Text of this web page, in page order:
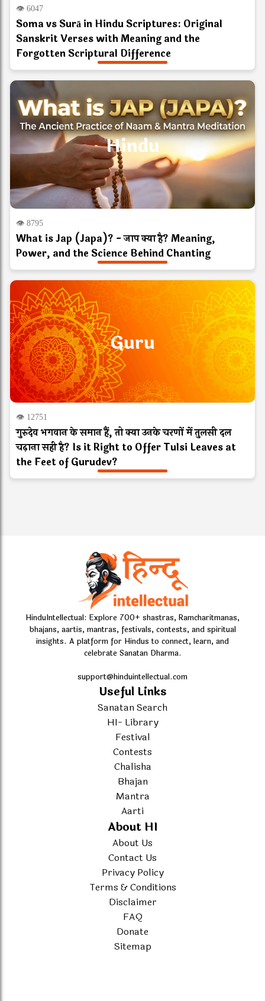
👁 6047
Soma vs Surā in Hindu Scriptures: Original
Sanskrit Verses with Meaning and the
Forgotten Scriptural Difference
Hindu
👁 8795
What is Jap (Japa)? - जाप क्या है? Meaning,
Power, and the Science Behind Chanting
Guru
👁 12751
गुरुदेव भगवान के समान हैं, तो क्या उनके चरणों में तुलसी दल
चढ़ाना सही है? Is it Right to Offer Tulsi Leaves at
the Feet of Gurudev?
HinduIntellectual: Explore 700+ shastras, Ramcharitmanas,
bhajans, aartis, mantras, festivals, contests, and spiritual
insights. A platform for Hindus to connect, learn, and
celebrate Sanatan Dharma.
support@hinduintellectual.com
Useful Links
Sanatan Search
HI- Library
Festival
Contests
Chalisha
Bhajan
Mantra
Aarti
About HI
About Us
Contact Us
Privacy Policy
Terms & Conditions
Disclaimer
FAQ
Donate
Sitemap